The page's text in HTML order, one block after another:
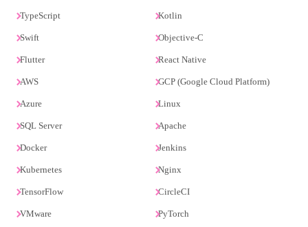
TypeScript Kotlin
Swift Objective-C
Flutter React Native
AWS GCP (Google Cloud Platform)
Azure Linux
SQL Server Apache
Docker Jenkins
Kubernetes Nginx
TensorFlow CircleCI
VMware PyTorch